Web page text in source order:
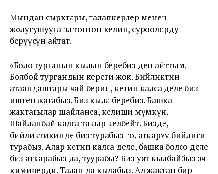
Мындан сырктары, талапкерлер менен
жолугушууга эл топтоп келип, суроолорду
берүүсүн айтат.
«Боло турганын кылып беребиз деп айттым.
Болбой тургандын кереги жок. Бийликтин
атаандаштары чай берип, кетип калса деле биз
иштеп жатабыз. Биз кыла беребиз. Башка
жактагылар шайланса, келиши мүмкүн.
Шайланбай калса такыр келбейт. Бизде,
бийликтикинде биз турабыз го, аткаруу бийлиги
турабыз. Алар кетип калса деле, башка болсо деле
биз аткарабыз да, туурабы? Биз уят кылбайбыз эч
кимиңерди. Талап да кылабыз. Ал жактан бир